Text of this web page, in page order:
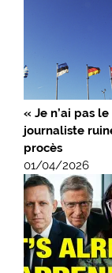
« Je n’ai pas
journaliste
procès
01/04/2026